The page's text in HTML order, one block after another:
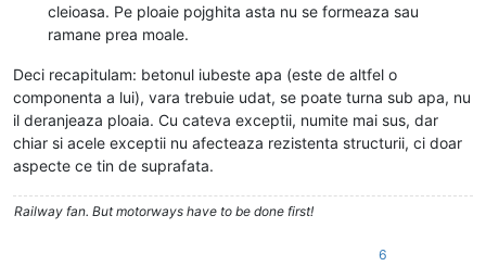
cleioasa. Pe ploaie pojghita asta nu se formeaza sau
ramane prea moale.
Deci recapitulam: betonul iubeste apa (este de altfel o
componenta a lui), vara trebuie udat, se poate turna sub apa, nu
il deranjeaza ploaia. Cu cateva exceptii, numite mai sus, dar
chiar si acele exceptii nu afecteaza rezistenta structurii, ci doar
aspecte ce tin de suprafata.
Railway fan. But motorways have to be done first!
6